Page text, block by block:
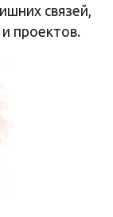
связей,
проектов.